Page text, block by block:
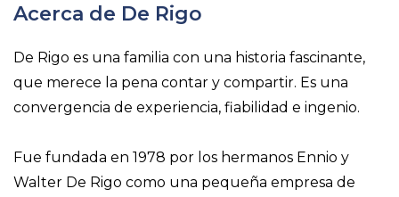
Acerca de De Rigo
De Rigo es una familia con una historia fascinante,
que merece la pena contar y compartir. Es una
convergencia de experiencia, fiabilidad e ingenio.
Fue fundada en 1978 por los hermanos Ennio y
Walter De Rigo como una pequeña empresa de